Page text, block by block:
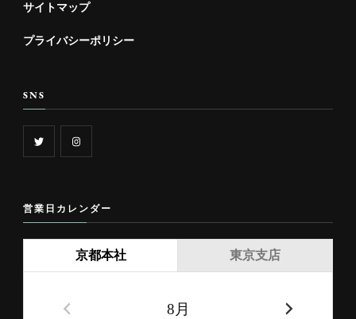
サイトマップ
プライバシーポリシー
SNS
営業日カレンダー
京都本社
8月
東京支店